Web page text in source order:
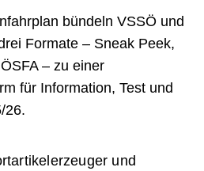
bündeln VSSÖ und
Formate – Sneak Peek,
– zu einer
für Information, Test und
26.
und